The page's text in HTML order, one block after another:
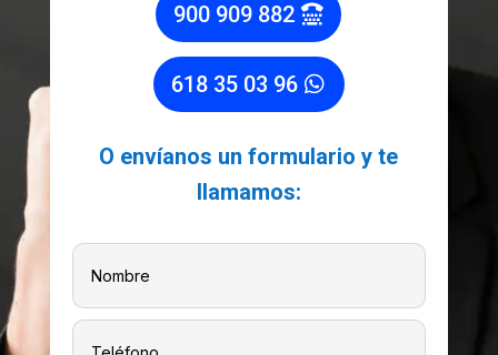
900 909 882
618 35 03 96
O envíanos un formulario y te
llamamos: